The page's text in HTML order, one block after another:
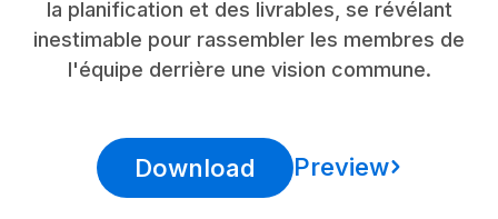
la planification et des livrables, se révélant
inestimable pour rassembler les membres de
l'équipe derrière une vision commune.
Download Preview